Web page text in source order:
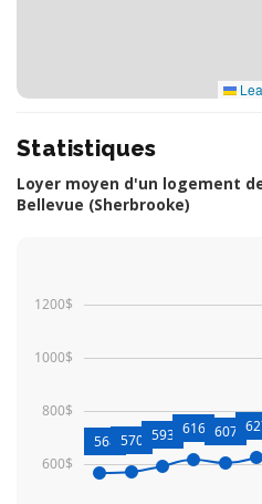
Statistiques
Loyer moyen d'un logement
Bellevue (Sherbrooke)
600$
800$
1000$
1200$
568 570 593 616 607